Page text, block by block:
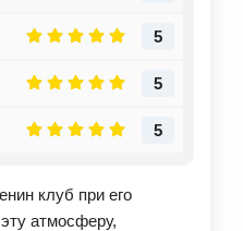
5
5
5
клуб при его
атмосферу,